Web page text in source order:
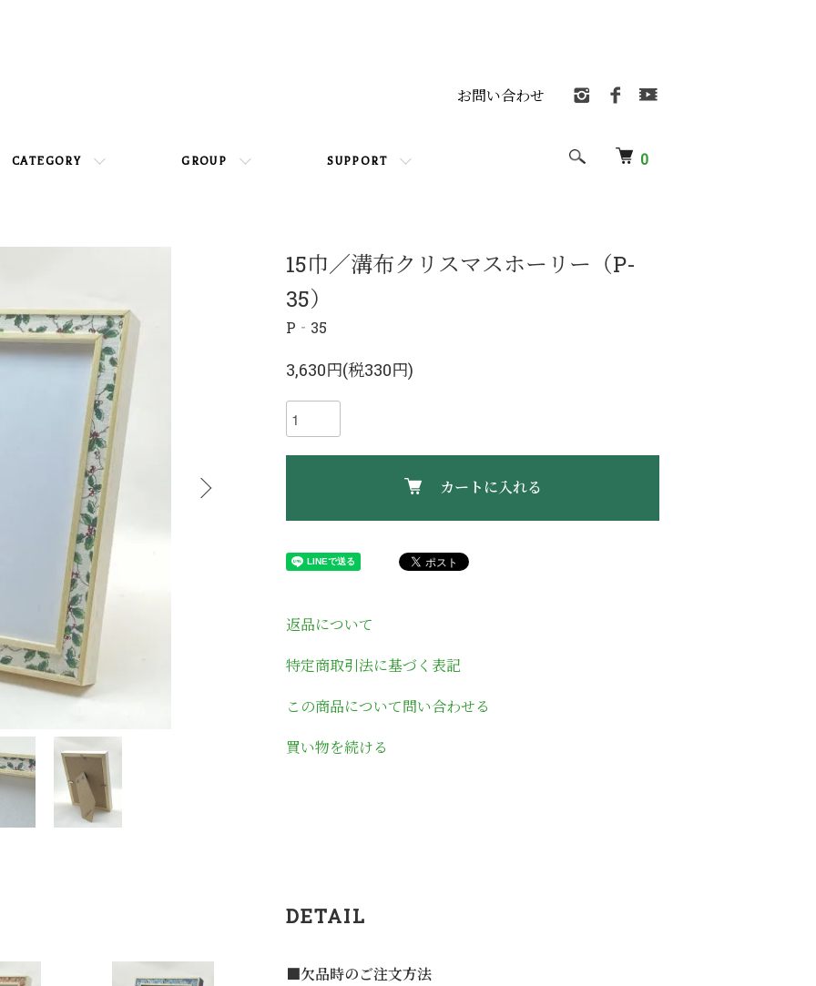
0
CATEGORY GROUP SUPPORT
お問い合わせ
15巾／溝布クリスマスホーリー（P-
35）
P‐35
3,630円(税330円)
カートに入れる
返品について
特定商取引法に基づく表記
この商品について問い合わせる
買い物を続ける
DETAIL
■欠品時のご注文方法